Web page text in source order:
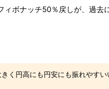
ィボナッチ50％戻しが、過去
く円高にも円安にも振れやすい